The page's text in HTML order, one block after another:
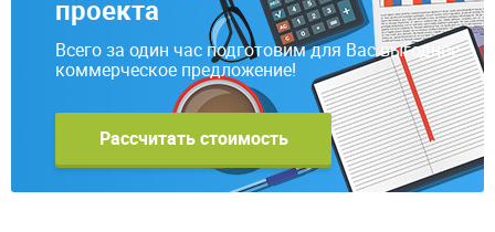
проекта
Всего за один час подготовим для Вас выгодное
коммерческое предложение!
Рассчитать стоимость